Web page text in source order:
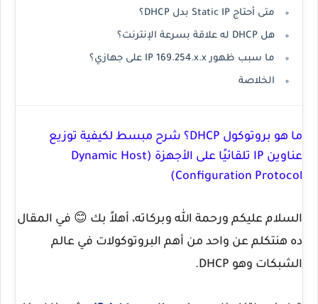
متى أحتاج Static IP بدل DHCP؟
هل DHCP له علاقة بسرعة الإنترنت؟
ما سبب ظهور IP 169.254.x.x على جهازي؟
الخلاصة
ما هو بروتوكول DHCP؟ شرح مبسط لكيفية توزيع
عناوين IP تلقائيًا على الأجهزة (Dynamic Host
Configuration Protocol)
السلام عليكم ورحمة الله وبركاته، أهلاً بك 😊 في المقال
ده هنتكلم عن واحد من أهم البروتوكولات في عالم
الشبكات وهو DHCP
.